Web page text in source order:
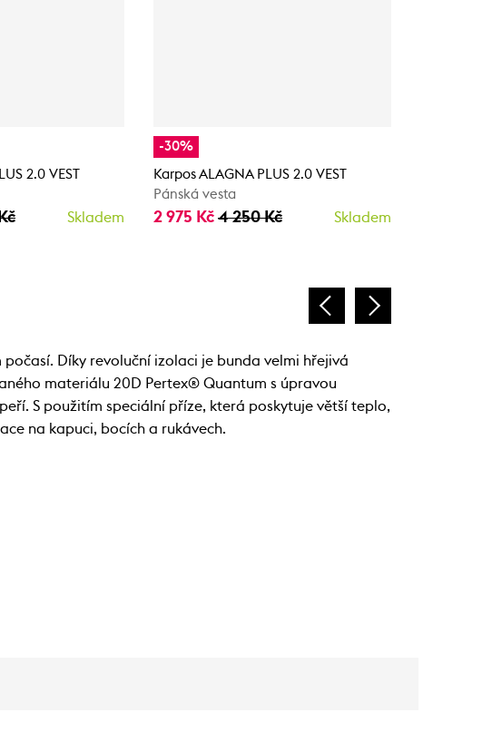
2.0 VEST
Skladem
-30%
Karpos ALAGNA PLUS 2.0 VEST
Pánská vesta
2 975 Kč 4 250 Kč Skladem
Díky revoluční izolaci je bunda velmi hřejivá
materiálu 20D Pertex® Quantum s úpravou
S použitím speciální příze, která poskytuje větší teplo,
na kapuci, bocích a rukávech.